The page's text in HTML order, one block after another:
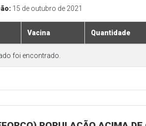
15 de outubro de 2021
Vacina Quantidade
foi encontrado.